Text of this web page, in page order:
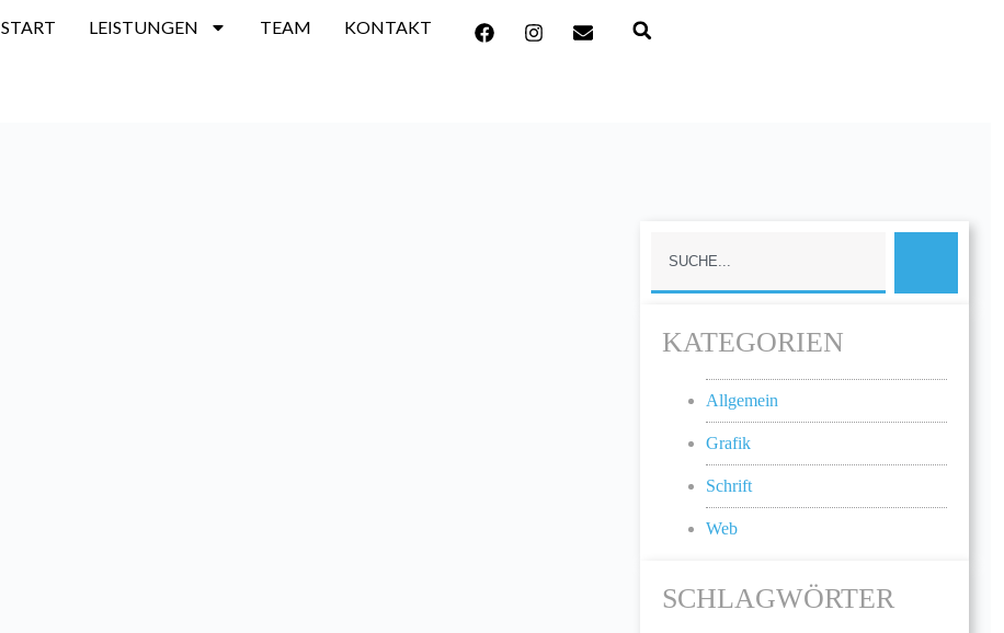
START LEISTUNGEN TEAM KONTAKT
KATEGORIEN
Allgemein
Grafik
Schrift
Web
SCHLAGWÖRTER